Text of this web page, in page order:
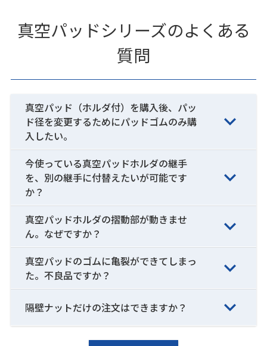
真空パッドシリーズのよくある
質問
真空パッド（ホルダ付）を購入後、パッ
ド径を変更するためにパッドゴムのみ購
入したい。
今使っている真空パッドホルダの継手
を、別の継手に付替えたいが可能です
か？
真空パッドホルダの摺動部が動きませ
ん。なぜですか？
真空パッドのゴムに亀裂ができてしまっ
た。不良品ですか？
隔壁ナットだけの注文はできますか？